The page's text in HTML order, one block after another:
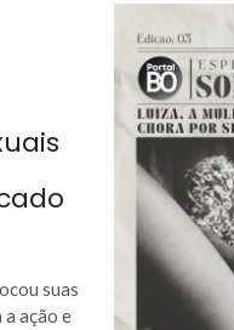
suas
ação e